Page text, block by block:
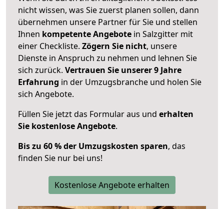
nicht wissen, was Sie zuerst planen sollen, dann
übernehmen unsere Partner für Sie und stellen
Ihnen kompetente Angebote in Salzgitter mit
einer Checkliste. Zögern Sie nicht, unsere
Dienste in Anspruch zu nehmen und lehnen Sie
sich zurück. Vertrauen Sie unserer 9 Jahre
Erfahrung in der Umzugsbranche und holen Sie
sich Angebote.
Füllen Sie jetzt das Formular aus und erhalten
Sie kostenlose Angebote.
Bis zu 60 % der Umzugskosten sparen, das
finden Sie nur bei uns!
Kostenlose Angebote erhalten